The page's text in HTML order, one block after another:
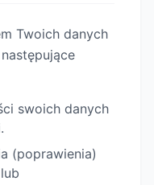
Twoich danych
swoich danych
(poprawienia)